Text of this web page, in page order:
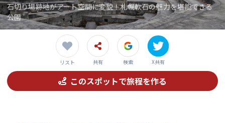
石切り場跡地がアート空間に変貌！札幌軟石の魅力を堪能できる
公園
リスト 共有 検索 X共有
このスポットで旅程を作る